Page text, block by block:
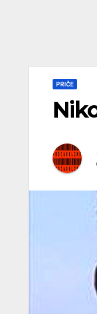
PRIČE